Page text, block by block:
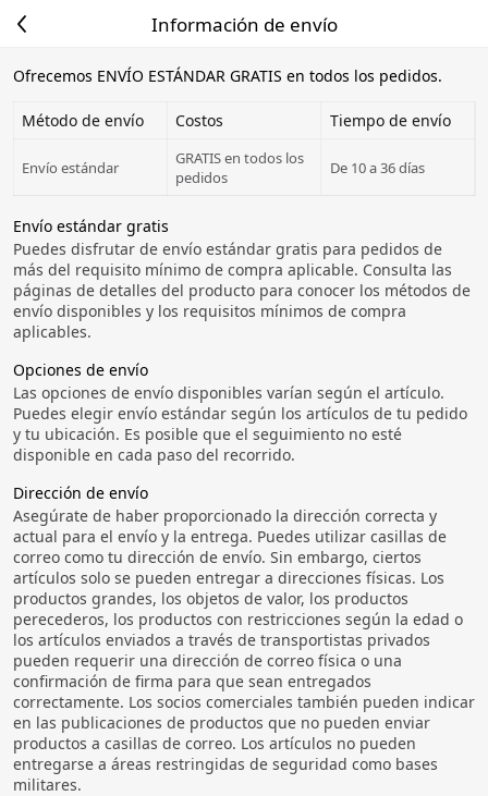
Información de envío
Ofrecemos ENVÍO ESTÁNDAR GRATIS en todos los pedidos.
Método de envío Costos Tiempo de envío
Envío estándar
GRATIS en todos los
pedidos
De 10 a 36 días
Envío estándar gratis
Puedes disfrutar de envío estándar gratis para pedidos de
más del requisito mínimo de compra aplicable. Consulta las
páginas de detalles del producto para conocer los métodos de
envío disponibles y los requisitos mínimos de compra
aplicables.
Opciones de envío
Las opciones de envío disponibles varían según el artículo.
Puedes elegir envío estándar según los artículos de tu pedido
y tu ubicación. Es posible que el seguimiento no esté
disponible en cada paso del recorrido.
Dirección de envío
Asegúrate de haber proporcionado la dirección correcta y
actual para el envío y la entrega. Puedes utilizar casillas de
correo como tu dirección de envío. Sin embargo, ciertos
artículos solo se pueden entregar a direcciones físicas. Los
productos grandes, los objetos de valor, los productos
perecederos, los productos con restricciones según la edad o
los artículos enviados a través de transportistas privados
pueden requerir una dirección de correo física o una
confirmación de firma para que sean entregados
correctamente. Los socios comerciales también pueden indicar
en las publicaciones de productos que no pueden enviar
productos a casillas de correo. Los artículos no pueden
entregarse a áreas restringidas de seguridad como bases
militares.